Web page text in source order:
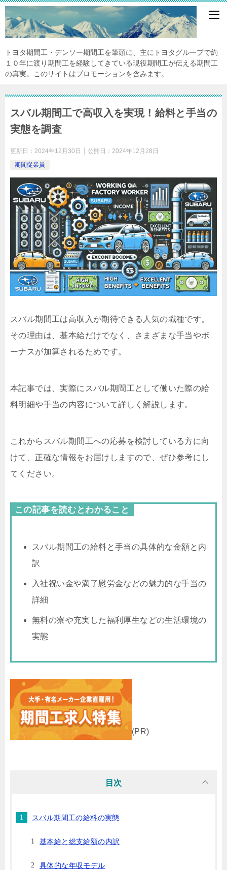
トヨタ期間工・デンソー期間工を筆頭に、主にトヨタグループで約
１０年に渡り期間工を経験してきている現役期間工が伝える期間工
の真実。このサイトはプロモーションを含みます。
スバル期間工で高収入を実現！給料と手当の
実態を調査
更新日： 2024年12月30日 公開日： 2024年12月28日
期間従業員
スバル期間工は高収入が期待できる人気の職種です。
その理由は、基本給だけでなく、さまざまな手当やボ
ーナスが加算されるためです。
本記事では、実際にスバル期間工として働いた際の給
料明細や手当の内容について詳しく解説します。
これからスバル期間工への応募を検討している方に向
けて、正確な情報をお届けしますので、ぜひ参考にし
てください。
この記事を読むとわかること
スバル期間工の給料と手当の具体的な金額と内
訳
入社祝い金や満了慰労金などの魅力的な手当の
詳細
無料の寮や充実した福利厚生などの生活環境の
実態
(PR)
目次
スバル期間工の給料の実態
基本給と総支給額の内訳
具体的な年収モデル